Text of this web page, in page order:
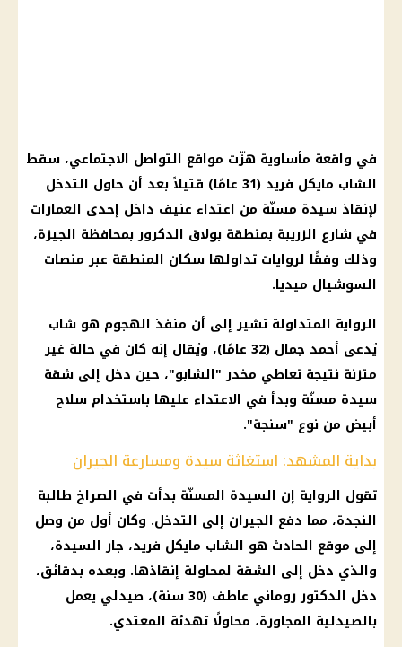
في واقعة مأساوية هزّت مواقع التواصل الاجتماعي، سقط
الشاب مايكل فريد (31 عامًا) قتيلاً بعد أن حاول التدخل
لإنقاذ سيدة مسنّة من اعتداء عنيف داخل إحدى العمارات
في شارع الزريبة بمنطقة بولاق الدكرور بمحافظة الجيزة،
وذلك وفقًا لروايات تداولها سكان المنطقة عبر منصات
السوشيال ميديا.
الرواية المتداولة تشير إلى أن منفذ الهجوم هو شاب
يُدعى أحمد جمال (32 عامًا)، ويُقال إنه كان في حالة غير
متزنة نتيجة تعاطي مخدر "الشابو"، حين دخل إلى شقة
سيدة مسنّة وبدأ في الاعتداء عليها باستخدام سلاح
أبيض من نوع "سنجة".
بداية المشهد: استغاثة سيدة ومسارعة الجيران
تقول الرواية إن السيدة المسنّة بدأت في الصراخ طالبة
النجدة، مما دفع الجيران إلى التدخل. وكان أول من وصل
إلى موقع الحادث هو الشاب مايكل فريد، جار السيدة،
والذي دخل إلى الشقة لمحاولة إنقاذها. وبعده بدقائق،
دخل الدكتور روماني عاطف (30 سنة)، صيدلي يعمل
بالصيدلية المجاورة، محاولًا تهدئة المعتدي.